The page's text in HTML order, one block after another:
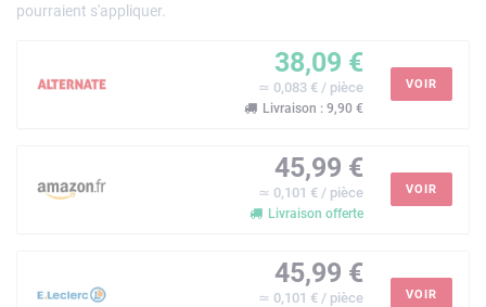
pourraient s'appliquer.
38,09 €
≃ 0,083 € / pièce
Livraison : 9,90 €
VOIR
45,99 €
≃ 0,101 € / pièce
Livraison offerte
VOIR
45,99 €
≃ 0,101 € / pièce VOIR